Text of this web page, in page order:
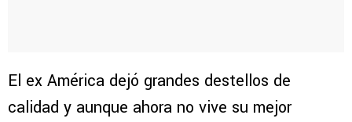
El ex América dejó grandes destellos de
calidad y aunque ahora no vive su mejor